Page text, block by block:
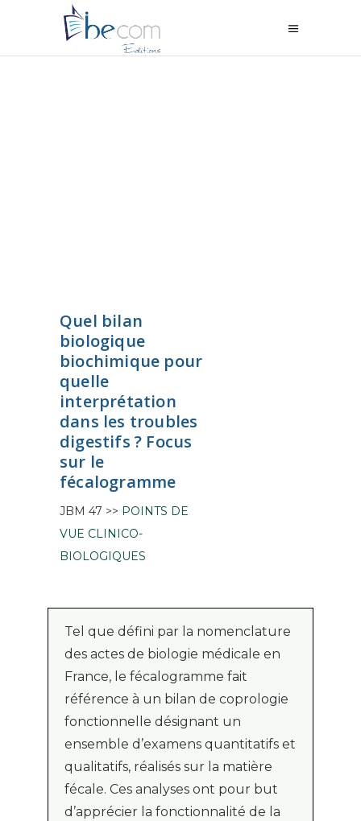
Quel bilan
biologique
biochimique pour
quelle
interprétation
dans les troubles
digestifs ? Focus
sur le
fécalogramme
JBM 47 >> POINTS DE
VUE CLINICO-
BIOLOGIQUES
Tel que défini par la nomenclature
des actes de biologie médicale en
France, le fécalogramme fait
référence à un bilan de coprologie
fonctionnelle désignant un
ensemble d’examens quantitatifs et
qualitatifs, réalisés sur la matière
fécale. Ces analyses ont pour but
d’apprécier la fonctionnalité de la